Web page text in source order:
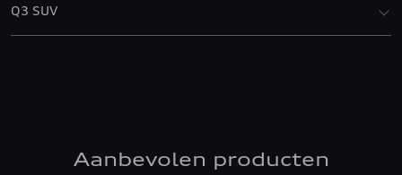
Q3 SUV
Aanbevolen producten